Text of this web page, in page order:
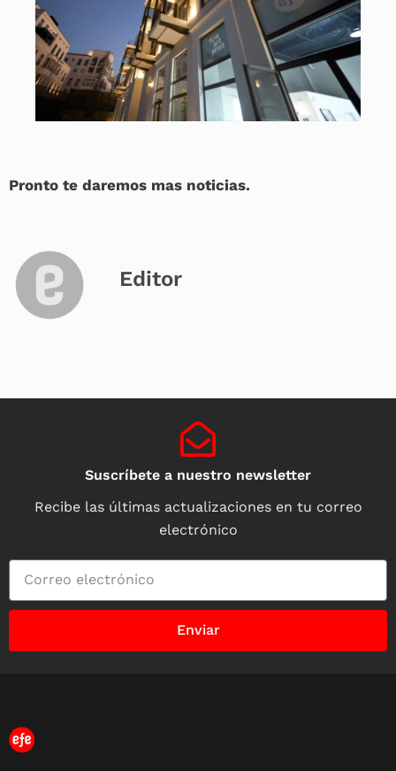
Pronto te daremos mas noticias.
Editor
Suscríbete a nuestro newsletter
Recibe las últimas actualizaciones en tu correo
electrónico
Enviar